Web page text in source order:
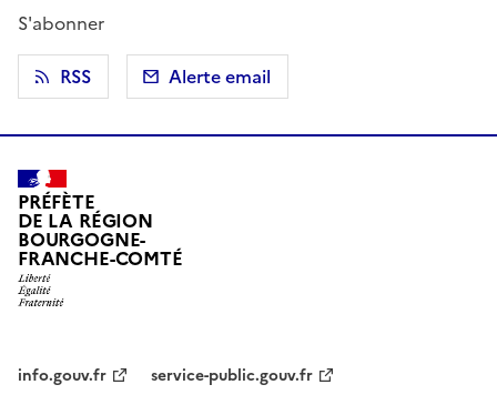
S'abonner
RSS
Alerte email
PRÉFÈTE
DE LA RÉGION
BOURGOGNE-
FRANCHE-COMTÉ
info.gouv.fr
service-public.gouv.fr